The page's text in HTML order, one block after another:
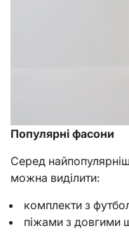
Популярні фасони
Серед
можна виділити:
комплекти з
піжами з довгими